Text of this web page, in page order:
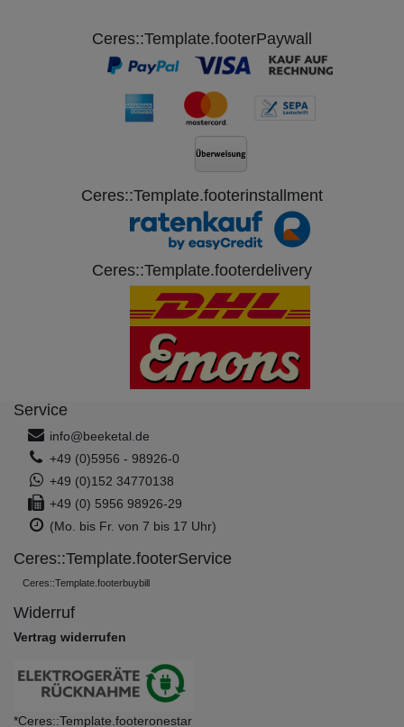
Ceres::Template.footerPaywall
Ceres::Template.footerinstallment
Ceres::Template.footerdelivery
Service
info@beeketal.de
+49 (0)5956 - 98926-0
+49 (0)152 34770138
+49 (0) 5956 98926-29
(Mo. bis Fr. von 7 bis 17 Uhr)
Ceres::Template.footerService
Ceres::Template.footerbuybill
Widerruf
Vertrag widerrufen
*Ceres::Template.footeronestar